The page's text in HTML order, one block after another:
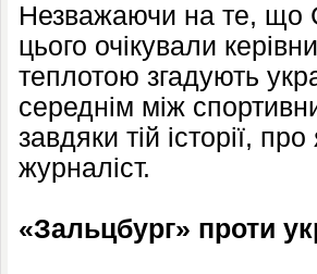
Незважаючи на те, що
цього очікували
теплотою згадують
середнім між
завдяки тій історії,
журналіст.
«Зальцбург» проти